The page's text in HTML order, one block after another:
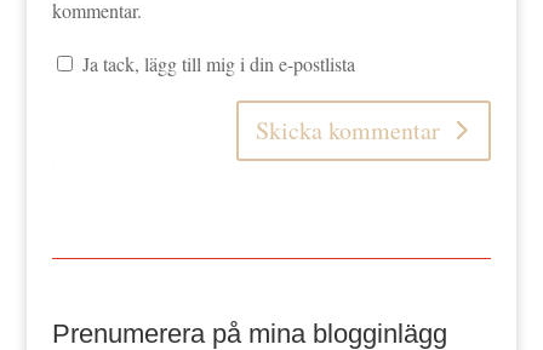
kommentar.
Ja tack, lägg till mig i din e-postlista
Skicka kommentar
Prenumerera på mina blogginlägg